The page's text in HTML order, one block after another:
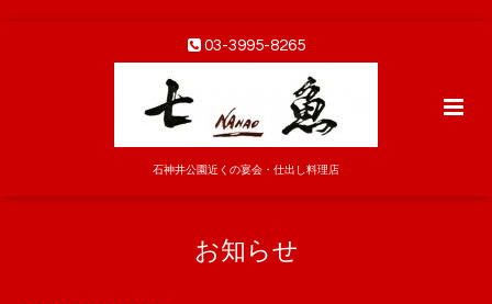
03-3995-8265
石神井公園近くの宴会・仕出し料理店
お知らせ